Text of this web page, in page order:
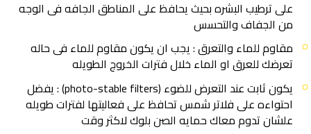
على ترطيب البشره بحيث يحافظ على المناطق الجافه فى الوجه
من الجفاف والتحسس
مقاوم للماء والتعرق : يجب ان يكون مقاوم للماء فى حاله
تعرضك للعرق او الماء خلال فترات الخروج الطويله
يكون ثابت عند التعرض للضوء (photo-stable filters) : يفضل
احتواءه على فلاتر شمس تحافظ على فعاليتها لفترات طويله
علشان تدوم معاك حمايه الصن بلوك لاكثر وقت